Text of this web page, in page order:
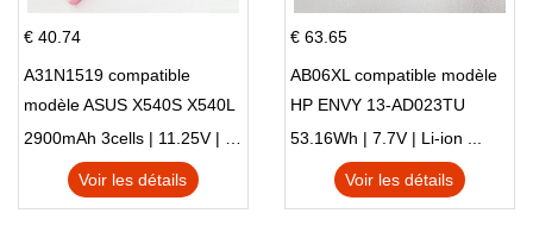
€ 40.74
A31N1519 compatible
modèle ASUS X540S X540L
X540LA-SI302 X540SA
X540S
2900mAh 3cells | 11.25V | Li-ion ...
Voir les détails
€ 63.65
AB06XL compatible modèle
HP ENVY 13-AD023TU
HSTNN-DB8C 921438-855
TPN-I128
53.16Wh | 7.7V | Li-ion ...
Voir les détails